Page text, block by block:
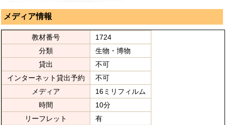
メディア情報
教材番号
1724
分類
生物・博物
貸出
不可
インターネット貸出予約
不可
メディア
16ミリフィルム
時間
10分
リーフレット
有